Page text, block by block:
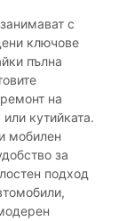
с
ключове
пълна
на
кутийката.
мобилен
за
подход